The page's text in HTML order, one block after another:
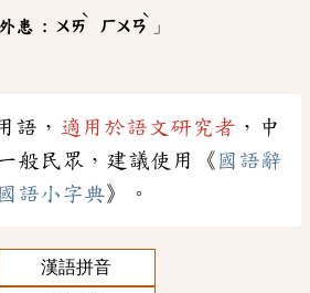
外患 : ㄨㄞ
ˋ
ㄏㄨㄢ
ˋ
」
語， 適用於語文研究者 ，中
般民眾，建議使用《 國語辭
國語小字典》。
漢語拼音